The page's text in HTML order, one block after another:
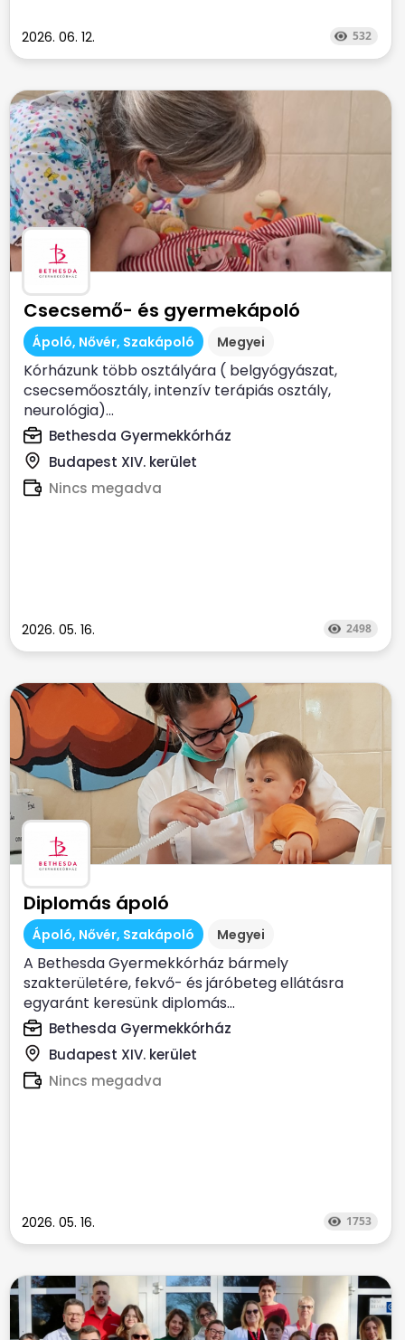
2026. 06. 12. 532
Csecsemő- és gyermekápoló
Ápoló, Nővér, Szakápoló Megyei
Kórházunk több osztályára ( belgyógyászat,
csecsemőosztály, intenzív terápiás osztály,
neurológia)...
Bethesda Gyermekkórház
Budapest XIV. kerület
Nincs megadva
2026. 05. 16. 2498
Diplomás ápoló
Ápoló, Nővér, Szakápoló Megyei
A Bethesda Gyermekkórház bármely
szakterületére, fekvő- és járóbeteg ellátásra
egyaránt keresünk diplomás...
Bethesda Gyermekkórház
Budapest XIV. kerület
Nincs megadva
2026. 05. 16. 1753